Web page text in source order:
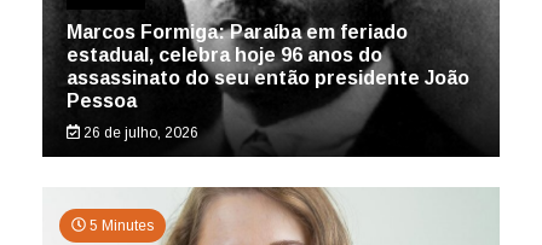
Marcos Formiga: Paraíba em feriado
estadual, celebra hoje 96 anos do
assassinato do seu então presidente João
Pessoa
26 de julho, 2026
5 Minutes